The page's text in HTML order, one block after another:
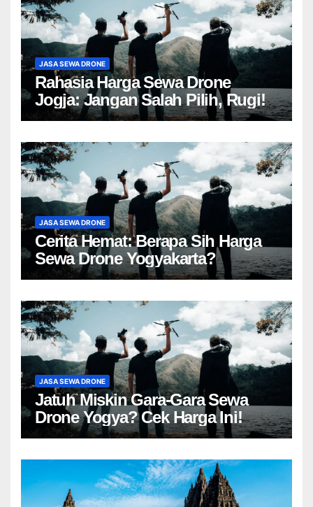
JASA SEWA DRONE
Rahasia Harga Sewa Drone
Jogja: Jangan Salah Pilih, Rugi!
JASA SEWA DRONE
Cerita Hemat: Berapa Sih Harga
Sewa Drone Yogyakarta?
JASA SEWA DRONE
Jatuh Miskin Gara-Gara Sewa
Drone Yogya? Cek Harga Ini!